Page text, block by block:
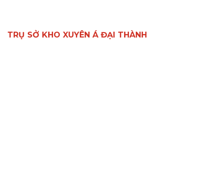
TRỤ SỞ KHO XUYÊN Á ĐẠI THÀNH